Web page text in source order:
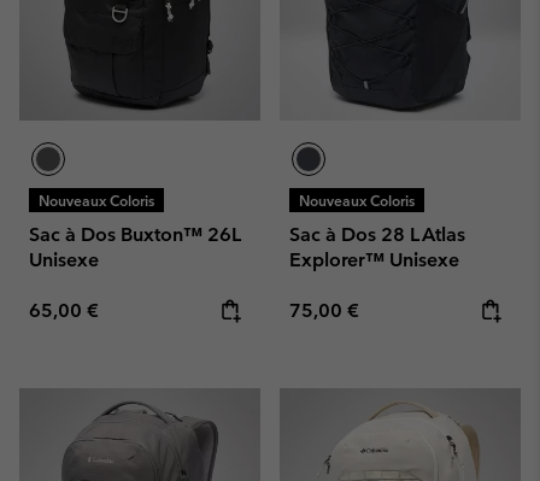
Nouveaux Coloris
Sac à Dos Buxton™ 26L
Unisexe
Regular price:
65,00 €
Nouveaux Coloris
Sac à Dos 28 L Atlas
Explorer™ Unisexe
Regular price:
75,00 €